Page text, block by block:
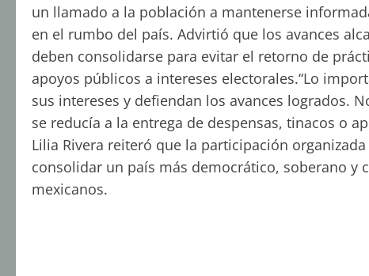
un llamado a la población a mantenerse
en el rumbo del país. Advirtió que los avances
deben consolidarse para evitar el retorno de
apoyos públicos a intereses electorales.“Lo
sus intereses y defiendan los avances logrados.
se reducía a la entrega de despensas, tinacos o
Lilia Rivera reiteró que la participación
consolidar un país más democrático, soberano
mexicanos.